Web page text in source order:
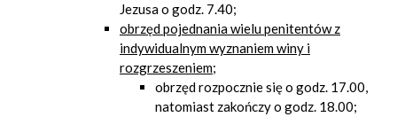
Jezusa o godz. 7.40;
obrzęd pojednania wielu penitentów z
indywidualnym wyznaniem winy i
rozgrzeszeniem;
obrzęd rozpocznie się o godz. 17.00,
natomiast zakończy o godz. 18.00;